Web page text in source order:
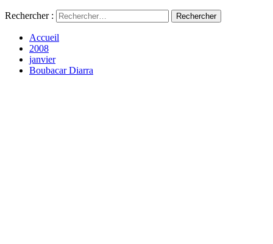
Rechercher :
Accueil
2008
janvier
Boubacar Diarra